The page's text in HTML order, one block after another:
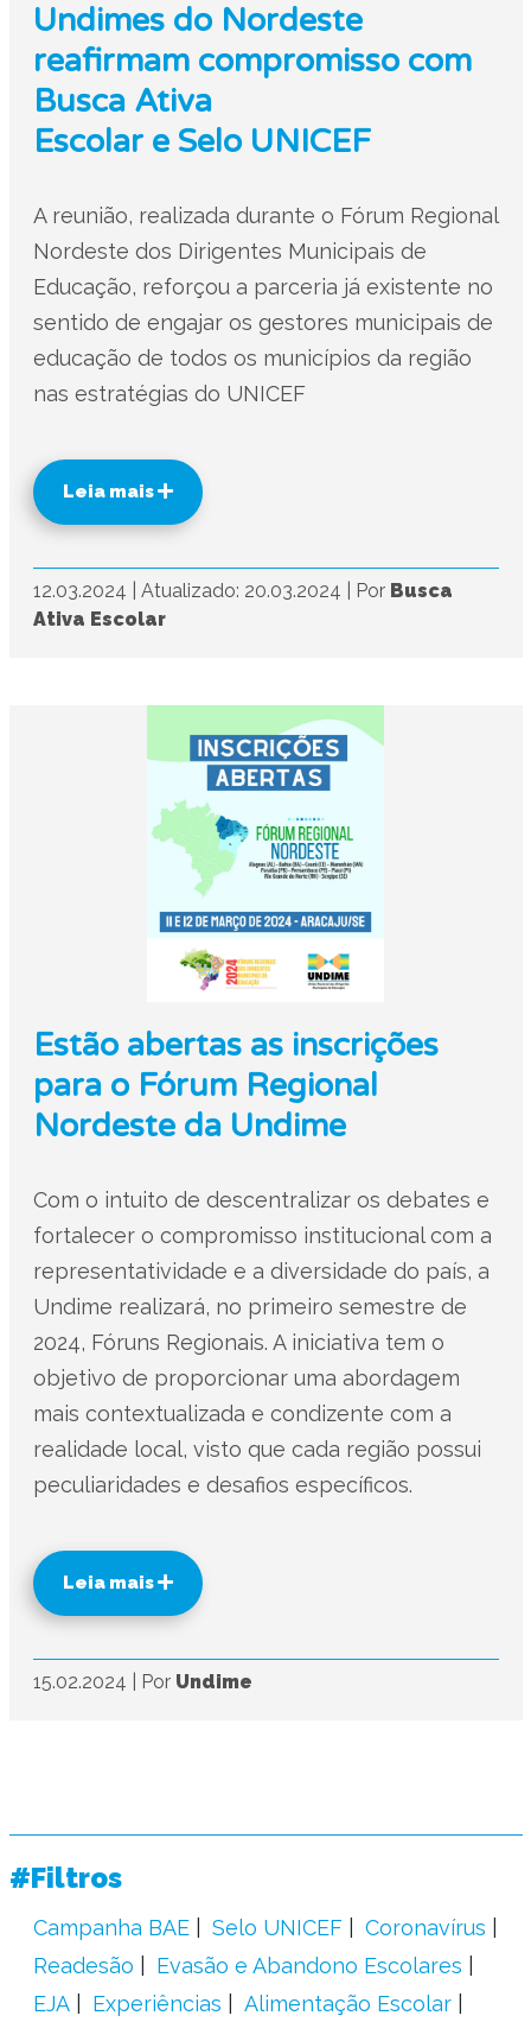
Undimes do Nordeste
reafirmam compromisso com
Busca Ativa
Escolar e Selo UNICEF
A reunião, realizada durante o Fórum Regional
Nordeste dos Dirigentes Municipais de
Educação, reforçou a parceria já existente no
sentido de engajar os gestores municipais de
educação de todos os municípios da região
nas estratégias do UNICEF
Leia mais
12.03.2024 Atualizado: 20.03.2024 Por Busca
Ativa Escolar
Estão abertas as inscrições
para o Fórum Regional
Nordeste da Undime
Com o intuito de descentralizar os debates e
fortalecer o compromisso institucional com a
representatividade e a diversidade do país, a
Undime realizará, no primeiro semestre de
2024, Fóruns Regionais. A iniciativa tem o
objetivo de proporcionar uma abordagem
mais contextualizada e condizente com a
realidade local, visto que cada região possui
peculiaridades e desafios específicos.
Leia mais
15.02.2024 Por Undime
#Filtros
Campanha BAE Selo UNICEF
Coronavírus
Readesão
Evasão e Abandono Escolares
EJA
Experiências Alimentação Escolar